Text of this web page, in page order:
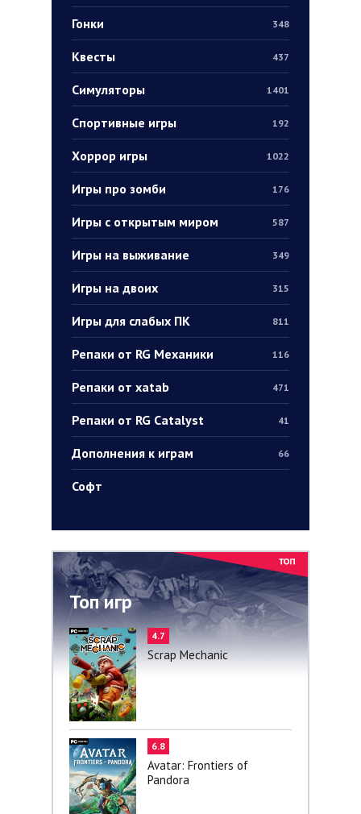
Гонки 348
Квесты 437
Симуляторы 1401
Спортивные игры 192
Хоррор игры 1022
Игры про зомби 176
Игры с открытым миром 587
Игры на выживание 349
Игры на двоих 315
Игры для слабых ПК 811
Репаки от RG Механики 116
Репаки от xatab 471
Репаки от RG Catalyst 41
Дополнения к играм 66
Софт
Топ игр
4.7
Scrap Mechanic
6.8
Avatar: Frontiers of
Pandora